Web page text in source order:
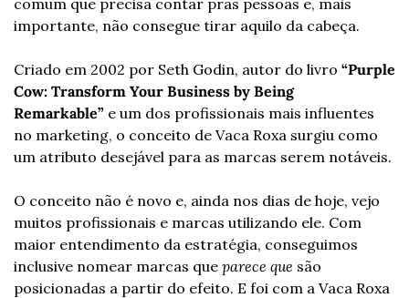
importante, não consegue tirar aquilo da cabeça.
Criado em 2002 por Seth Godin, autor do livro “Purple
Cow: Transform Your Business by Being
Remarkable” e um dos profissionais mais influentes
no marketing, o conceito de Vaca Roxa surgiu como
um atributo desejável para as marcas serem notáveis.
O conceito não é novo e, ainda nos dias de hoje, vejo
muitos profissionais e marcas utilizando ele. Com
maior entendimento da estratégia, conseguimos
inclusive nomear marcas que parece que são
posicionadas a partir do efeito. E foi com a Vaca Roxa